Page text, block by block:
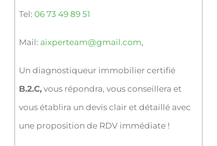
Tel: 06 73 49 89 51
Mail: aixperteam@gmail.com,
Un diagnostiqueur immobilier certifié
B.2.C,vous répondra, vous conseillera et
vous établira un devis clair et détaillé avec
une proposition de RDV immédiate !